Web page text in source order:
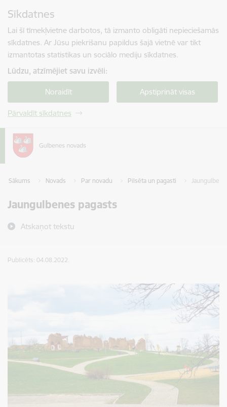
Sīkdatnes
Lai šī tīmekļvietne darbotos, tā izmanto obligāti nepieciešamās
sīkdatnes. Ar Jūsu piekrišanu papildus šajā vietnē var tikt
izmantotas statistikas un sociālo mediju sīkdatnes.
Lūdzu, atzīmējiet savu izvēli:
Noraidīt Apstiprināt visas
Pārvaldīt sīkdatnes
Sākums Novads Par novadu Pilsēta un pagasti
Jaungulbenes pagasts
Atskaņot tekstu
Publicēts: 04.08.2022.